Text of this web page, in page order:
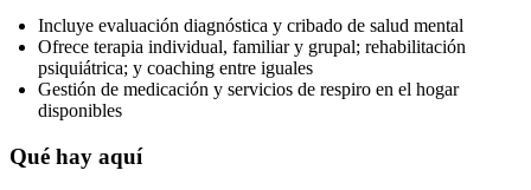
Incluye evaluación diagnóstica y cribado de salud mental
Ofrece terapia individual, familiar y grupal; rehabilitación
psiquiátrica; y coaching entre iguales
Gestión de medicación y servicios de respiro en el hogar
disponibles
Qué hay aquí